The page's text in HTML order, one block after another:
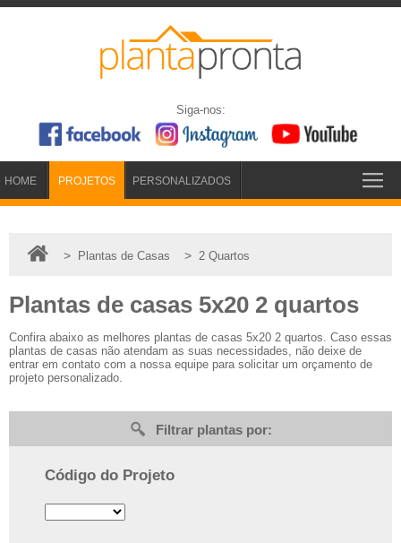
Siga-nos:
HOME PROJETOS PERSONALIZADOS
> Plantas de Casas > 2 Quartos
Plantas de casas 5x20 2 quartos
Confira abaixo as melhores plantas de casas 5x20 2 quartos. Caso essas
plantas de casas não atendam as suas necessidades, não deixe de
entrar em contato com a nossa equipe para solicitar um orçamento de
projeto personalizado.
Filtrar plantas por:
Código do Projeto